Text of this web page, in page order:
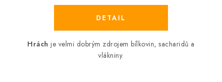
Hrách je velmi dobrým zdrojem bílkovin, sacharidů a
vlákniny.